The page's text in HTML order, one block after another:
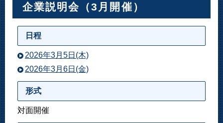
企業説明会（3月開催）
日程
2026年3月5日(木)
2026年3月6日(金)
形式
対面開催